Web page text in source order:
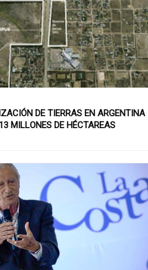
DE TIERRAS EN ARGENTINA
MILLONES DE HÉCTAREAS